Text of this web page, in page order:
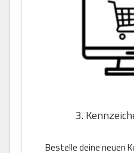
3.
Bestelle deine neuen